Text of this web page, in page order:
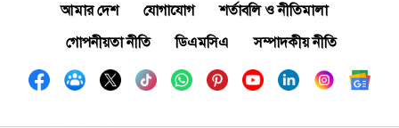
আমার দেশ যোগাযোগ
শর্তাবলি ও নীতিমালা
গোপনীয়তা নীতি
ডিএমসিএ সম্পাদকীয় নীতি